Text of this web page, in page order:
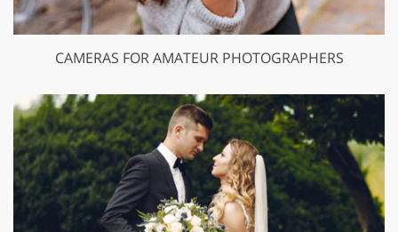
CAMERAS FOR AMATEUR PHOTOGRAPHERS